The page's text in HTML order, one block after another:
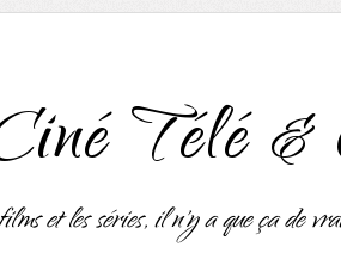
Télé &
et les séries, il n'y a que ça de